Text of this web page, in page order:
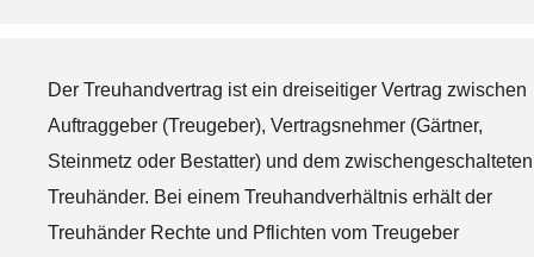
Der Treuhandvertrag ist ein dreiseitiger Vertrag zwischen
Auftraggeber (Treugeber), Vertragsnehmer (Gärtner,
Steinmetz oder Bestatter) und dem zwischengeschalteten
Treuhänder. Bei einem Treuhandverhältnis erhält der
Treuhänder Rechte und Pflichten vom Treugeber